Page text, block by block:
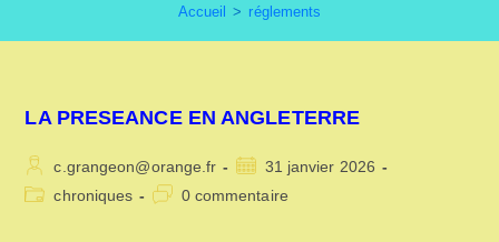
Accueil > réglements
LA PRESEANCE EN ANGLETERRE
Auteur/autrice
de
c.grangeon@orange.fr
Publication
publiée :
31 janvier 2026
Postchroniques
Commentaires
0 commentaire